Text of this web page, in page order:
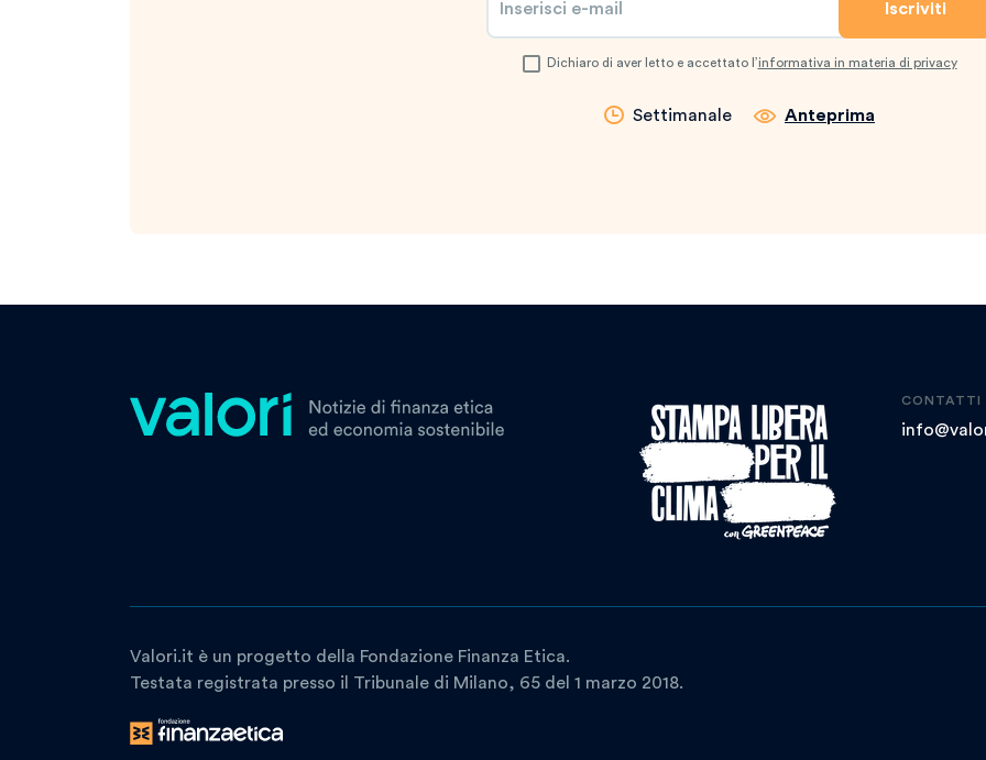
Dichiaro di aver letto e accettato l’informativa in materia di privacy
Settimanale Anteprima
CONTATTI
Valori.it è un progetto della Fondazione Finanza Etica.
Testata registrata presso il Tribunale di Milano, 65 del 1 marzo 2018.